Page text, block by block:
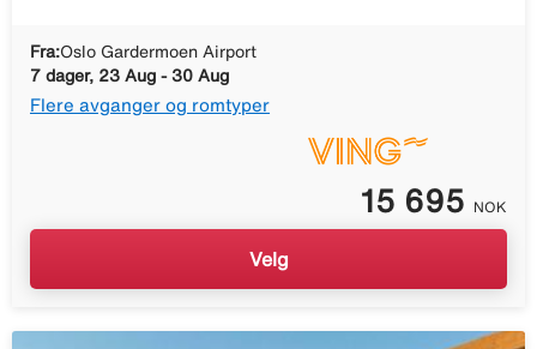
Fra:Oslo Gardermoen Airport
7 dager, 23 Aug - 30 Aug
Flere avganger og romtyper
15 695 NOK
Velg